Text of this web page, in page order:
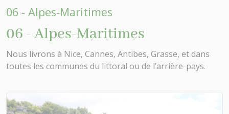
06 - Alpes-Maritimes
06 - Alpes-Maritimes
Nous livrons à Nice, Cannes, Antibes, Grasse, et dans
toutes les communes du littoral ou de l’arrière-pays.